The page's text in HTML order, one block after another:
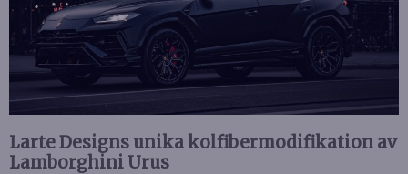
Larte Designs unika kolfibermodifikation av
Lamborghini Urus